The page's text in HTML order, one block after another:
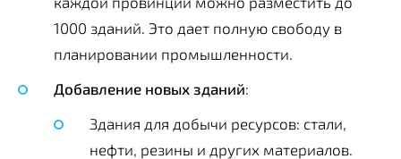
1000 зданий. Это дает полную свободу в
планировании промышленности.
Добавление новых зданий:
Здания для добычи ресурсов: стали,
нефти, резины и других материалов.